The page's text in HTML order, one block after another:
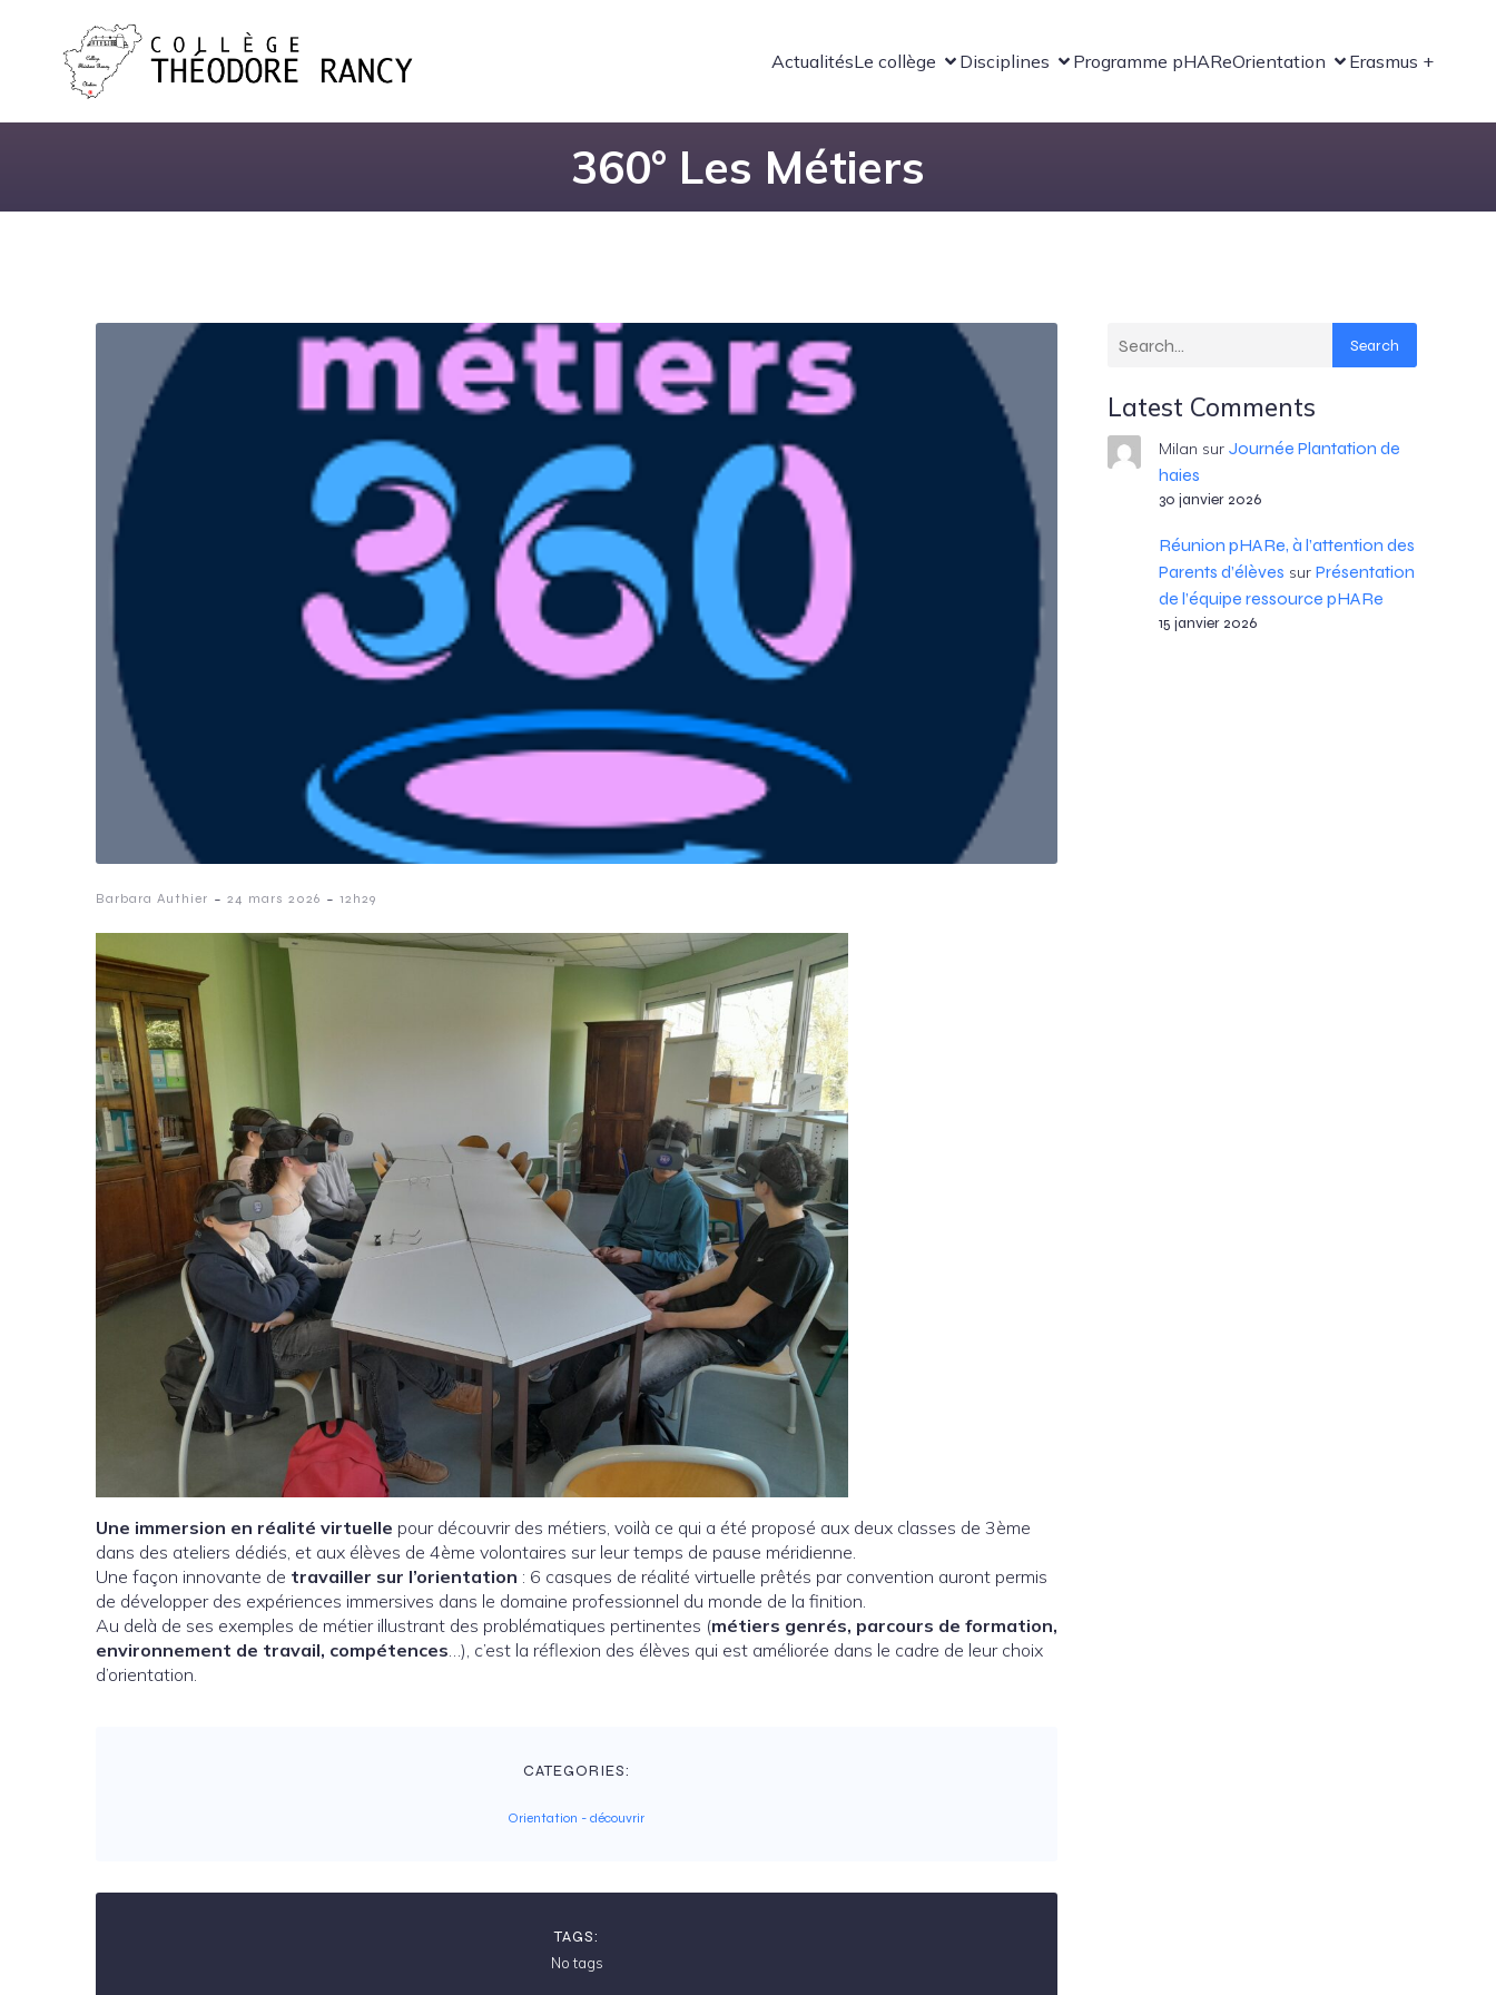
ActualitésLe collège Disciplines Programme pHAReOrientation Erasmus +
360° Les Métiers
Barbara Authier - 24 mars 2026 - 12h29
Une immersion en réalité virtuelle pour découvrir des métiers, voilà ce qui a été proposé aux deux classes de 3ème
dans des ateliers dédiés, et aux élèves de 4ème volontaires sur leur temps de pause méridienne.
Une façon innovante de travailler sur l’orientation : 6 casques de réalité virtuelle prêtés par convention auront permis
de développer des expériences immersives dans le domaine professionnel du monde de la finition.
Au delà de ses exemples de métier illustrant des problématiques pertinentes (métiers genrés, parcours de formation,
environnement de travail, compétences…), c’est la réflexion des élèves qui est améliorée dans le cadre de leur choix
d’orientation.
CATEGORIES:
Orientation - découvrir
TAGS:
No tags
Search
Latest Comments
Milan sur Journée Plantation de
haies
30 janvier 2026
Réunion pHARe, à l’attention des
Parents d’élèves sur Présentation
de l’équipe ressource pHARe
15 janvier 2026